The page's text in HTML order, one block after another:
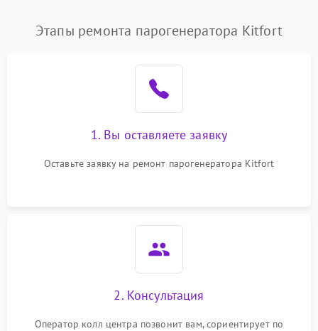
Этапы ремонта парогенератора Kitfort
1. Вы оставляете заявку
Оставьте заявку на ремонт парогенератора Kitfort
2. Консультация
Оператор колл центра позвонит вам, сориентирует по